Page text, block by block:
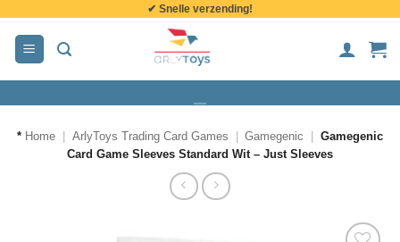
inhoud
✔ Snelle verzending!
* Home ArlyToys Trading Card Games Gamegenic
Gamegenic
Card Game Sleeves Standard Wit – Just Sleeves